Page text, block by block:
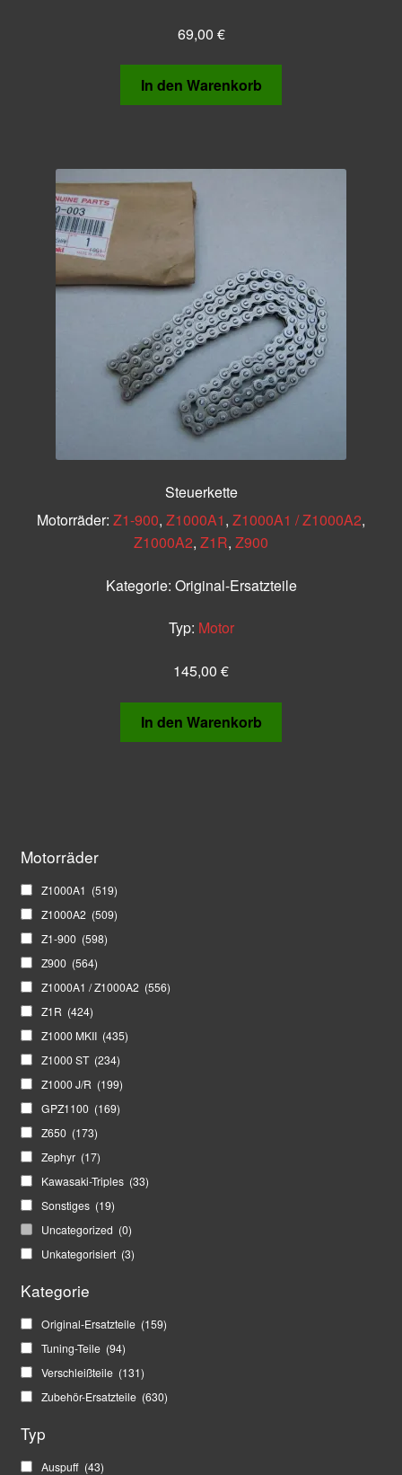
69,00 €
In den Warenkorb
Steuerkette
Motorräder: Z1-900, Z1000A1, Z1000A1 / Z1000A2,
Z1000A2, Z1R, Z900
Kategorie: Original-Ersatzteile
Typ: Motor
145,00 €
In den Warenkorb
Motorräder
Z1000A1 (519)
Z1000A2 (509)
Z1-900 (598)
Z900 (564)
Z1000A1 / Z1000A2 (556)
Z1R (424)
Z1000 MKII (435)
Z1000 ST (234)
Z1000 J/R (199)
GPZ1100 (169)
Z650 (173)
Zephyr (17)
Kawasaki-Triples (33)
Sonstiges (19)
Uncategorized (0)
Unkategorisiert (3)
Kategorie
Original-Ersatzteile (159)
Tuning-Teile (94)
Verschleißteile (131)
Zubehör-Ersatzteile (630)
Typ
Auspuff (43)